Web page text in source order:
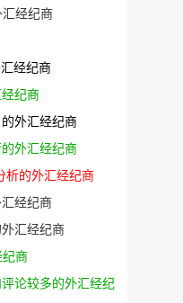
经纪商
经纪商
纪商
外汇经纪商
外汇经纪商
析的外汇经纪商
经纪商
汇经纪商
商
论较多的外汇经纪